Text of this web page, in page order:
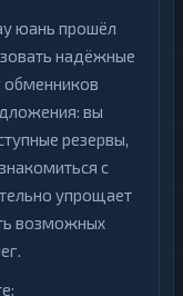
юань прошёл
надёжные
обменников
вы
резервы,
с
упрощает
возможных